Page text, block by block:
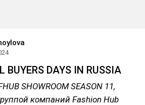
BUYERS DAYS IN RUSSIA
SHOWROOM SEASON 11,
компаний Fashion Hub